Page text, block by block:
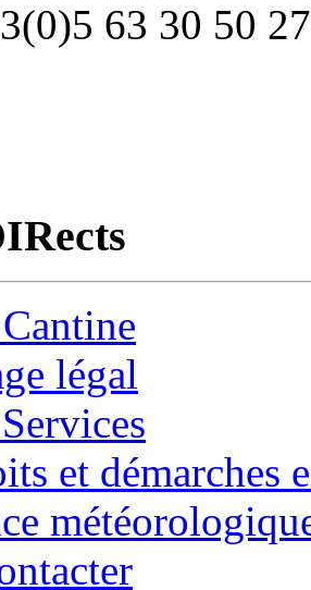
63 30 50 27
légal
et démarches